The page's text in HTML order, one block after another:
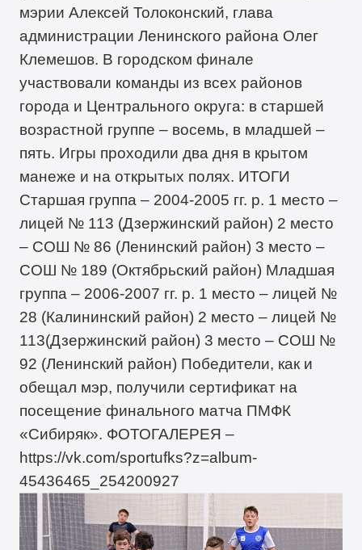
мэрии Алексей Толоконский, глава
администрации Ленинского района Олег
Клемешов. В городском финале
участвовали команды из всех районов
города и Центрального округа: в старшей
возрастной группе – восемь, в младшей –
пять. Игры проходили два дня в крытом
манеже и на открытых полях. ИТОГИ
Старшая группа – 2004-2005 гг. р. 1 место –
лицей № 113 (Дзержинский район) 2 место
– СОШ № 86 (Ленинский район) 3 место –
СОШ № 189 (Октябрьский район) Младшая
группа – 2006-2007 гг. р. 1 место – лицей №
28 (Калининский район) 2 место – лицей №
113(Дзержинский район) 3 место – СОШ №
92 (Ленинский район) Победители, как и
обещал мэр, получили сертификат на
посещение финального матча ПМФК
«Сибиряк». ФОТОГАЛЕРЕЯ –
https://vk.com/sportufks?z=album-
45436465_254200927